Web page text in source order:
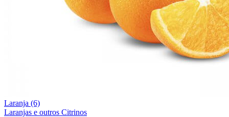
Laranja (6)
Laranjas e outros Citrinos